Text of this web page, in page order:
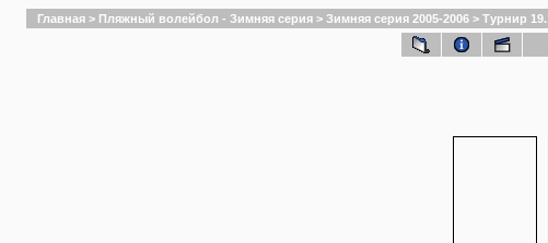
Главная > Пляжный волейбол - Зимняя серия > Зимняя серия 2005-2006 > Турнир